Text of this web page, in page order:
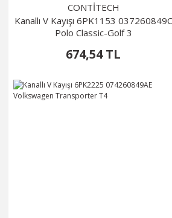
CONTİTECH
Kanallı V Kayışı 6PK1153 037260849C
Polo Classic-Golf 3
674,54 TL